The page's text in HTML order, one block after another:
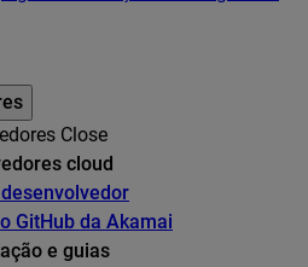
Close
cloud
GitHub da Akamai
e guias